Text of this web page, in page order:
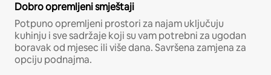
Dobro opremljeni smještaji
Potpuno opremljeni prostori za najam uključuju
kuhinju i sve sadržaje koji su vam potrebni za ugodan
boravak od mjesec ili više dana. Savršena zamjena za
opciju podnajma.